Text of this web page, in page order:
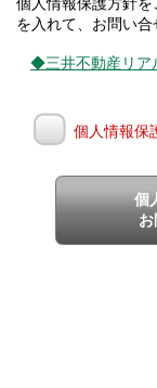
を入れて、お問い合
◆三井不動産リア
個人情報保
個